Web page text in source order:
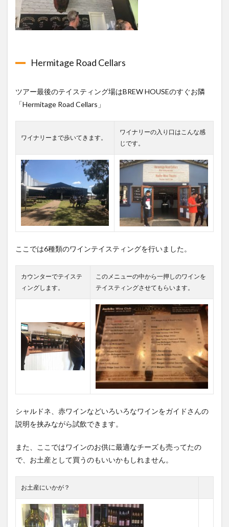
Hermitage Road Cellars
ツアー最後のテイスティング場はBREW HOUSEのすぐお隣
「Hermitage Road Cellars」
ワイナリーまで歩いてきます。
ワイナリーの入り口はこんな感
じです。
ここでは6種類のワインテイスティングを行いました。
カウンターでテイステ
ィングします。
このメニューの中から一押しのワインを
テイスティングさせてもらいます。
シャルドネ、赤ワインなどいろいろなワインをガイドさんの
説明を挟みながら試飲できます。
また、ここではワインのお供に最適なチーズも売ってたの
で、お土産として買うのもいいかもしれません。
お土産にいかが？